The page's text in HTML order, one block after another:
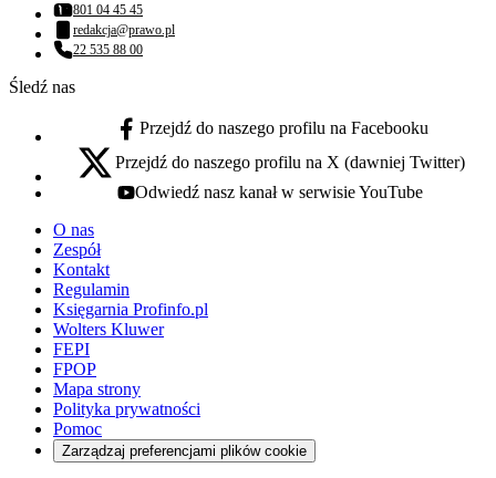
Numer telefonu:
801 04 45 45
Adres email:
redakcja@prawo.pl
Numer telefonu:
22 535 88 00
Śledź nas
facebook - otwiera się w nowej karcie
Przejdź do naszego profilu na Facebooku
x - otwiera się w nowej karcie
Przejdź do naszego profilu na X (dawniej Twitter)
youtube - otwiera się w nowej karcie
Odwiedź nasz kanał w serwisie YouTube
O nas
Zespół
Kontakt
Regulamin
Księgarnia Profinfo.pl
Wolters Kluwer
FEPI
FPOP
Mapa strony
Polityka prywatności
Pomoc
Zarządzaj preferencjami plików cookie